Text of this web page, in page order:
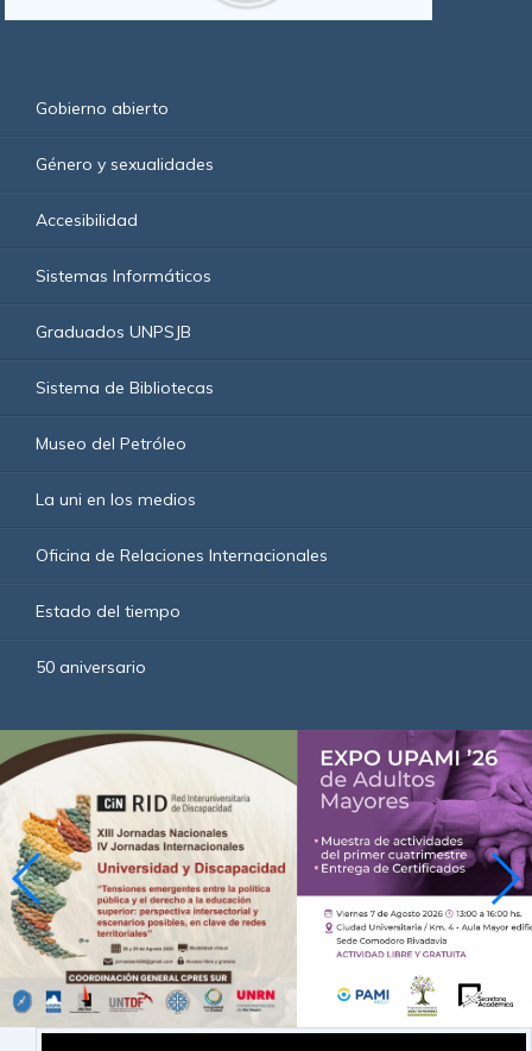
Gobierno abierto
Género y sexualidades
Accesibilidad
Sistemas Informáticos
Graduados UNPSJB
Sistema de Bibliotecas
Museo del Petróleo
La uni en los medios
Oficina de Relaciones Internacionales
Estado del tiempo
50 aniversario